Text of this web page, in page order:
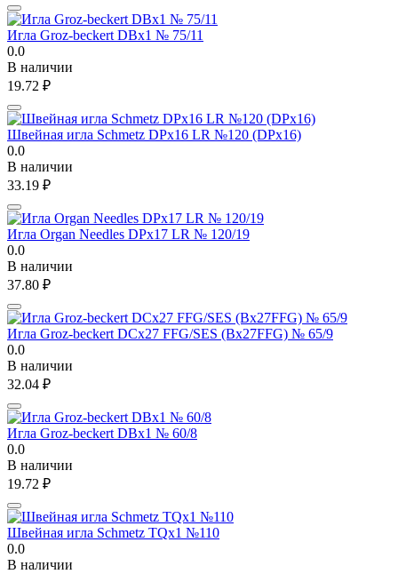
Игла Groz-beckert DBx1 № 75/11
0.0
В наличии
19.72 ₽
Швейная игла Schmetz DPx16 LR №120 (DPx16)
0.0
В наличии
33.19 ₽
Игла Organ Needles DPx17 LR № 120/19
0.0
В наличии
37.80 ₽
Игла Groz-beckert DCx27 FFG/SES (Bx27FFG) № 65/9
0.0
В наличии
32.04 ₽
Игла Groz-beckert DBx1 № 60/8
0.0
В наличии
19.72 ₽
Швейная игла Schmetz TQx1 №110
0.0
В наличии